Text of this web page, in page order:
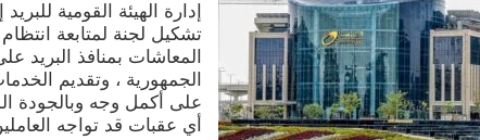
إدارة الهيئة القومية
تشكيل لجنة لمتابعة
المعاشات بمنافذ البريد
الجمهورية ، وتقديم
على أكمل وجه وبالجودة
أي عقبات قد تواجه